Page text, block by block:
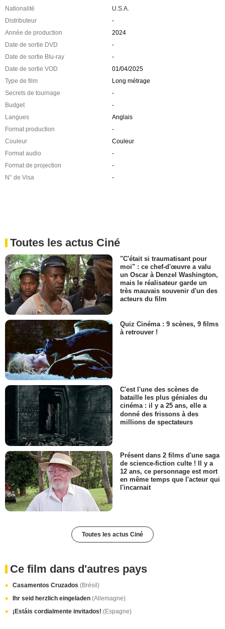
Nationalité
U.S.A.
Distributeur
-
Année de production
2024
Date de sortie DVD
-
Date de sortie Blu-ray
-
Date de sortie VOD
01/04/2025
Type de film
Long métrage
Secrets de tournage
-
Budget
-
Langues
Anglais
Format production
-
Couleur
Couleur
Format audio
-
Format de projection
-
N° de Visa
-
Toutes les actus Ciné
"C'était si traumatisant pour
moi" : ce chef-d'œuvre a valu
un Oscar à Denzel Washington,
mais le réalisateur garde un
très mauvais souvenir d'un des
acteurs du film
Quiz Cinéma : 9 scènes, 9 films
à retrouver !
C'est l'une des scènes de
bataille les plus géniales du
cinéma : il y a 25 ans, elle a
donné des frissons à des
millions de spectateurs
Présent dans 2 films d'une saga
de science-fiction culte ! Il y a
12 ans, ce personnage est mort
en même temps que l'acteur qui
l'incarnait
Toutes les actus Ciné
Ce film dans d'autres pays
Casamentos Cruzados (Brésil)
Ihr seid herzlich eingeladen (Allemagne)
¡Estáis cordialmente invitados! (Espagne)